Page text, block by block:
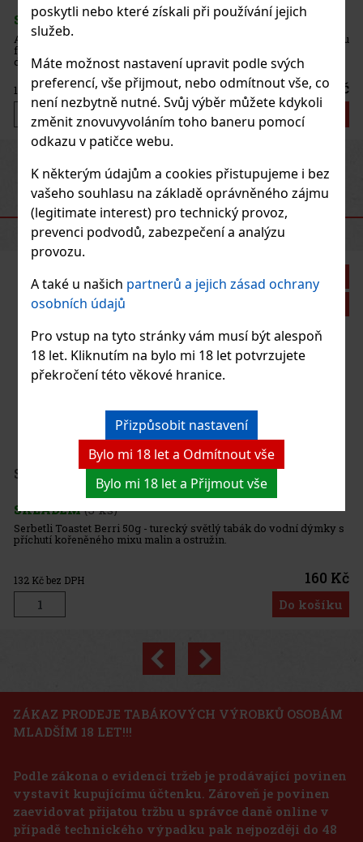
poskytli nebo které získali při používání jejich
služeb.
Máte možnost nastavení upravit podle svých
preferencí, vše přijmout, nebo odmítnout vše, co
není nezbytně nutné. Svůj výběr můžete kdykoli
změnit znovuvyvoláním toho baneru pomocí
odkazu v patičce webu.
K některým údajům a cookies přistupujeme i bez
vašeho souhlasu na základě oprávněného zájmu
(legitimate interest) pro technický provoz,
prevenci podvodů, zabezpečení a analýzu
provozu.
A také u našich partnerů a jejich zásad ochrany
osobních údajů
Pro vstup na tyto stránky vám musí být alespoň
18 let. Kliknutím na bylo mi 18 let potvrzujete
překročení této věkové hranice.
Přizpůsobit nastavení
Bylo mi 18 let a Odmítnout vše
Bylo mi 18 let a Přijmout vše
doutníků vytvořena po požáru
je středně silný až plný
dřevité tóny, které jsou
a sladkosti.
223 Kč
Do košíku
Novinka
doutníků vytvořena po požáru
je středně silný až plný
dřevité tóny, které jsou
a sladkosti.
238 Kč
Do košíku
20
DOPORUČENÉ PRODUKTY
Sleva: 21%
Akce
tabák do vodní dýmky s
Previous
ZÁKAZ PRODEJE TABÁKOVÝCH VÝROBKŮ OSOBÁM
MLADŠÍM 18 LET!!!
Podle zákona o evidenci tržeb je prodávající povinen
vystavit kupujícímu účtenku. Zároveň je povinen
zaevidovat přijatou tržbu u správce daně online v
případě technického výpadku pak nejpozději do 48